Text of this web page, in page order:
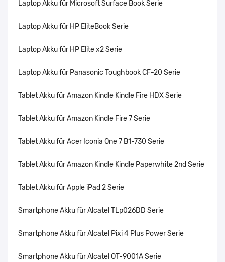
Laptop Akku für Microsoft Surface Book Serie
Laptop Akku für HP EliteBook Serie
Laptop Akku für HP Elite x2 Serie
Laptop Akku für Panasonic Toughbook CF-20 Serie
Tablet Akku für Amazon Kindle Kindle Fire HDX Serie
Tablet Akku für Amazon Kindle Fire 7 Serie
Tablet Akku für Acer Iconia One 7 B1-730 Serie
Tablet Akku für Amazon Kindle Kindle Paperwhite 2nd Serie
Tablet Akku für Apple iPad 2 Serie
Smartphone Akku für Alcatel TLp026DD Serie
Smartphone Akku für Alcatel Pixi 4 Plus Power Serie
Smartphone Akku für Alcatel OT-9001A Serie